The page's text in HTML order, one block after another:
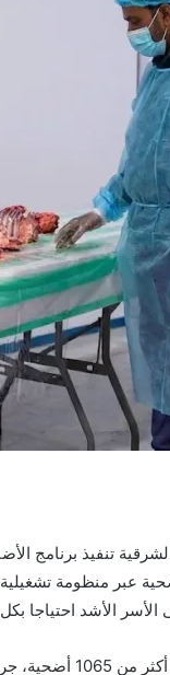
عبر منظومة
الأسر الأشد احتياجا